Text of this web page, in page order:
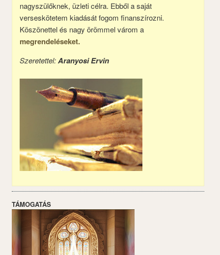
nagyszülőknek, üzleti célra. Ebből a saját
verseskötetem kiadását fogom finanszírozni.
Köszönettel és nagy örömmel várom a
megrendeléseket.
Szeretettel:Aranyosi Ervin
TÁMOGATÁS